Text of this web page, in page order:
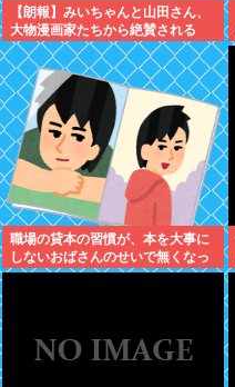
【朗報】みいちゃんと山田さん、
大物漫画家たちから絶賛される
www
職場の貸本の習慣が、本を大事に
しないおばさんのせいで無くなっ
た